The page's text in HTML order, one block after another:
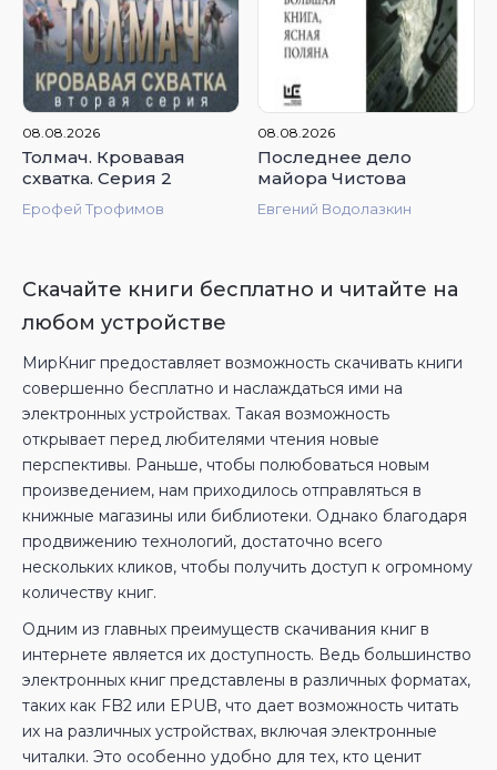
4.71
08.08.2026
Толмач. Кровавая
схватка. Серия 2
Ерофей Трофимов
4.38
08.08.2026
Последнее дело
майора Чистова
Евгений Водолазкин
Скачайте книги бесплатно и читайте на
любом устройстве
МирКниг предоставляет возможность скачивать книги
совершенно бесплатно и наслаждаться ими на
электронных устройствах. Такая возможность
открывает перед любителями чтения новые
перспективы. Раньше, чтобы полюбоваться новым
произведением, нам приходилось отправляться в
книжные магазины или библиотеки. Однако благодаря
продвижению технологий, достаточно всего
нескольких кликов, чтобы получить доступ к огромному
количеству книг.
Одним из главных преимуществ скачивания книг в
интернете является их доступность. Ведь большинство
электронных книг представлены в различных форматах,
таких как FB2 или EPUB, что дает возможность читать
их на различных устройствах, включая электронные
читалки. Это особенно удобно для тех, кто ценит